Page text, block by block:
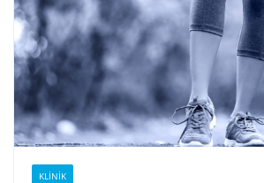
KLINIK